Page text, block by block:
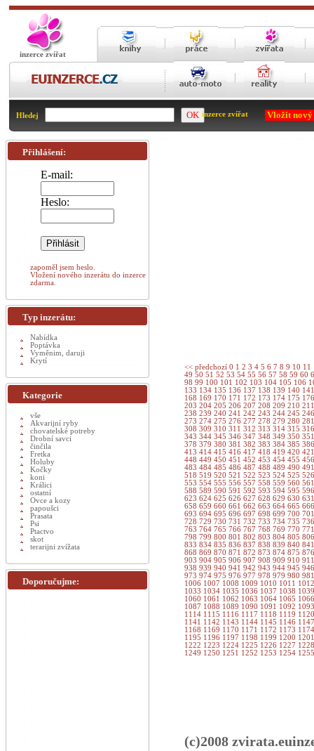
inzerce zvířat
Hledej inzerce zvířat Vložit
<< předchozí 0 1 2 3 4 5 6 7 8 9 10 11
49 50 51 52 53 54 55 56 57 58 59 60
98 99 100 101 102 103 104 105 106
133 134 135 136 137 138 139 140
168 169 170 171 172 173 174 175
203 204 205 206 207 208 209 210
238 239 240 241 242 243 244 245
273 274 275 276 277 278 279 280
308 309 310 311 312 313 314 315
343 344 345 346 347 348 349 350
378 379 380 381 382 383 384 385
413 414 415 416 417 418 419 420
448 449 450 451 452 453 454 455
483 484 485 486 487 488 489 490
518 519 520 521 522 523 524 525
553 554 555 556 557 558 559 560
588 589 590 591 592 593 594 595
623 624 625 626 627 628 629 630
658 659 660 661 662 663 664 665
693 694 695 696 697 698 699 700
728 729 730 731 732 733 734 735
763 764 765 766 767 768 769 770
798 799 800 801 802 803 804 805
833 834 835 836 837 838 839 840
868 869 870 871 872 873 874 875
903 904 905 906 907 908 909 910
938 939 940 941 942 943 944 945
973 974 975 976 977 978 979 980
1006 1007 1008 1009 1010 1011
1033 1034 1035 1036 1037 1038
1060 1061 1062 1063 1064 1065
1087 1088 1089 1090 1091 1092
1114 1115 1116 1117 1118 1119
1141 1142 1143 1144 1145 1146
1168 1169 1170 1171 1172 1173
1195 1196 1197 1198 1199 1200
1222 1223 1224 1225 1226 1227
1249 1250 1251 1252 1253 1254
(c)2008
Přihlášení:
E-mail:
Heslo:
zapoměl jsem heslo.
Vložení nového inzerátu do inzerce
zdarma.
Typ inzerátu:
Nabídka
Poptávka
Vyměnim, daruji
Krytí
Kategorie
vše
Akvarijní ryby
chovatelské potreby
Drobní savci
činčila
Fretka
Holuby
Kočky
koni
Králici
ostatní
Ovce a kozy
papoušci
Prasata
Psi
Ptactvo
skot
terarijni zvížata
Doporučujme: